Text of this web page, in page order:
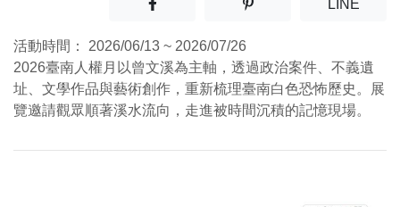
分享至facebook(另開新視窗)
分享至噗浪(另開新視窗)
LINE(另開
活動時間：
2026/06/13 ~ 2026/07/26
2026臺南人權月以曾文溪為主軸，透過政治案件、不義遺
址、文學作品與藝術創作，重新梳理臺南白色恐怖歷史。展
覽邀請觀眾順著溪水流向，走進被時間沉積的記憶現場。